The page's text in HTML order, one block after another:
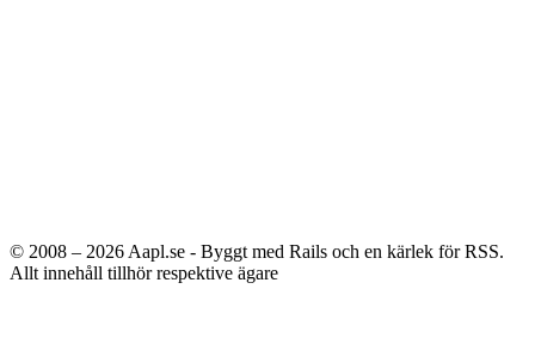
© 2008 – 2026 Aapl.se - Byggt med Rails och en kärlek för RSS.
Allt innehåll tillhör respektive ägare